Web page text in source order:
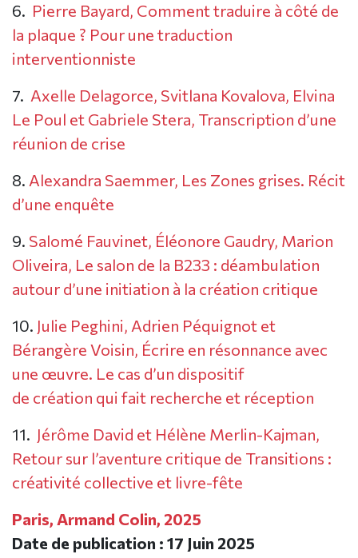
6. Pierre Bayard, Comment traduire à côté de
la plaque ? Pour une traduction
interventionniste
7. Axelle Delagorce, Svitlana Kovalova, Elvina
Le Poul et Gabriele Stera, Transcription d’une
réunion de crise
8. Alexandra Saemmer, Les Zones grises. Récit
d’une enquête
9. Salomé Fauvinet, Éléonore Gaudry, Marion
Oliveira, Le salon de la B233 : déambulation
autour d’une initiation à la création critique
10. Julie Peghini, Adrien Péquignot et
Bérangère Voisin, Écrire en résonnance avec
une œuvre. Le cas d’un dispositif
de création qui fait recherche et réception
11. Jérôme David et Hélène Merlin-Kajman,
Retour sur l’aventure critique de Transitions :
créativité collective et livre-fête
Paris, Armand Colin, 2025
Date de publication : 17 Juin 2025